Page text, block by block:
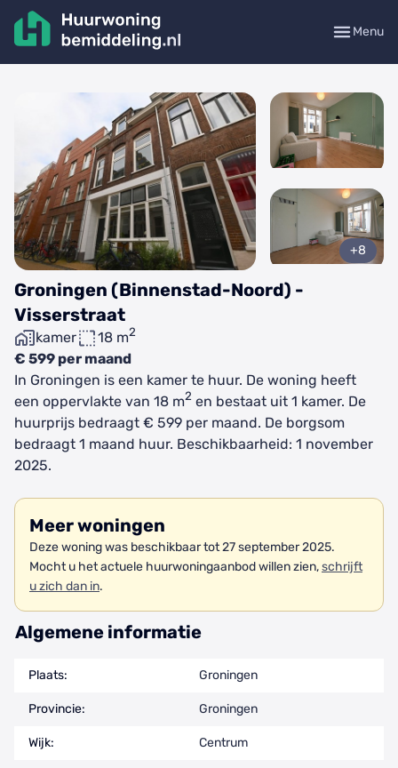
Menu
Groningen (Binnenstad-Noord) -
Visserstraat
kamer 18 m2
€ 599 per maand
+8
In Groningen is een kamer te huur. De woning heeft
een oppervlakte van 18 m2 en bestaat uit 1 kamer. De
huurprijs bedraagt € 599 per maand. De borgsom
bedraagt 1 maand huur. Beschikbaarheid: 1 november
2025.
Meer woningen
Deze woning was beschikbaar tot 27 september 2025.
Mocht u het actuele huurwoningaanbod willen zien,schrijft
u zich dan in.
Algemene informatie
Plaats: Groningen
Provincie: Groningen
Wijk: Centrum